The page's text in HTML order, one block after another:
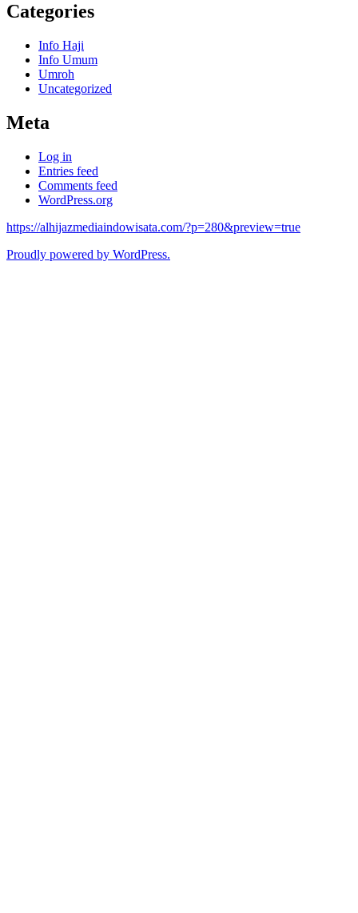
Categories
Info Haji
Info Umum
Umroh
Uncategorized
Meta
Log in
Entries feed
Comments feed
WordPress.org
https://alhijazmediaindowisata.com/?p=280&preview=true
Proudly powered by WordPress.